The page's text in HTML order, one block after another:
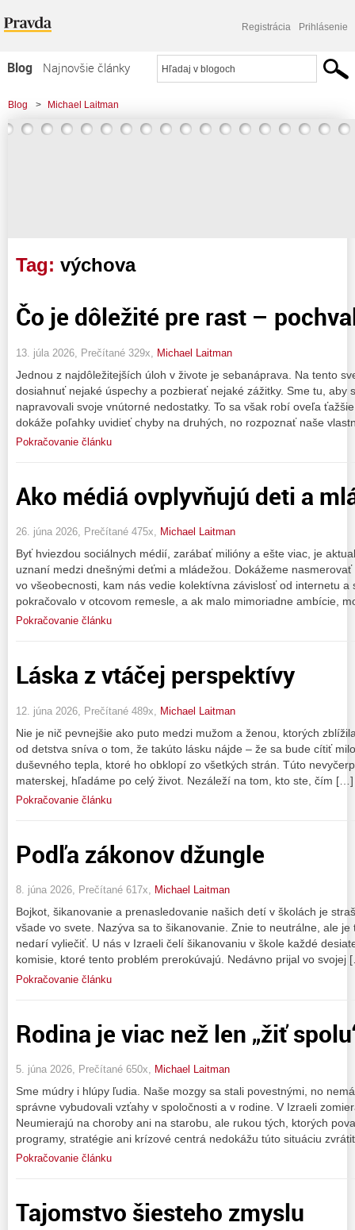
Registrácia Prihlásenie
Blog
Najnovšie články
Najčítanejšie články
Najkomentovanejšie články
Blog > Michael Laitman
Tag: výchova
Čo je dôležité pre rast –
13. júla 2026, Prečítané 329x, Michael Laitman
Jednou z najdôležitejších úloh v živote je sebanáprava. Na tento
dosiahnuť nejaké úspechy a pozbierať nejaké zážitky. Sme tu, aby
napravovali svoje vnútorné nedostatky. To sa však robí oveľa
dokáže poľahky uvidieť chyby na druhých, no rozpoznať naše
Pokračovanie článku
Ako médiá ovplyvňujú deti a
26. júna 2026, Prečítané 475x, Michael Laitman
Byť hviezdou sociálnych médií, zarábať milióny a ešte viac, je
uznaní medzi dnešnými deťmi a mládežou. Dokážeme
vo všeobecnosti, kam nás vedie kolektívna závislosť od internetu
pokračovalo v otcovom remesle, a ak malo mimoriadne ambície,
Pokračovanie článku
Láska z vtáčej perspektívy
12. júna 2026, Prečítané 489x, Michael Laitman
Nie je nič pevnejšie ako puto medzi mužom a ženou, ktorých
od detstva sníva o tom, že takúto lásku nájde – že sa bude cítiť
duševného tepla, ktoré ho obklopí zo všetkých strán. Túto
materskej, hľadáme po celý život. Nezáleží na tom, kto ste, čím […]
Pokračovanie článku
Podľa zákonov džungle
8. júna 2026, Prečítané 617x, Michael Laitman
Bojkot, šikanovanie a prenasledovanie našich detí v školách je
všade vo svete. Nazýva sa to šikanovanie. Znie to neutrálne, ale
nedarí vyliečiť. U nás v Izraeli čelí šikanovaniu v škole každé
komisie, ktoré tento problém prerokúvajú. Nedávno prijal vo svojej
Pokračovanie článku
Rodina je viac než len „žiť
5. júna 2026, Prečítané 650x, Michael Laitman
Sme múdry i hlúpy ľudia. Naše mozgy sa stali povestnými, no
správne vybudovali vzťahy v spoločnosti a v rodine. V Izraeli
Neumierajú na choroby ani na starobu, ale rukou tých, ktorých
programy, stratégie ani krízové centrá nedokážu túto situáciu
Pokračovanie článku
Tajomstvo šiesteho zmyslu